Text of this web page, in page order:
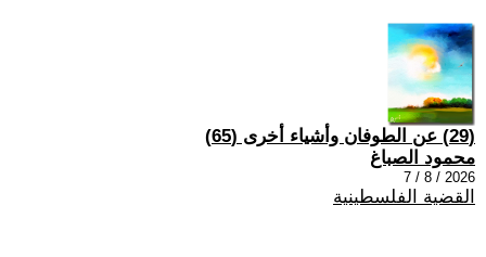
(29) عن الطوفان وأشياء أخرى (65)
محمود الصباغ
2026 / 8 / 7
القضية الفلسطينية